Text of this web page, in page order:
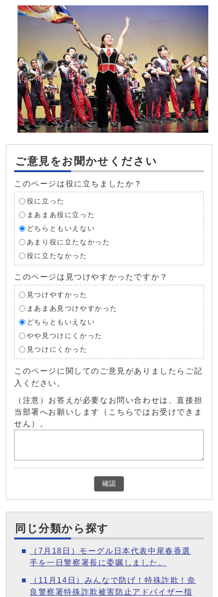
ご意見をお聞かせください
このページは役に立ちましたか？
役に立った
まあまあ役に立った
どちらともいえない
あまり役に立たなかった
役に立たなかった
このページは見つけやすかったですか？
見つけやすかった
まあまあ見つけやすかった
どちらともいえない
やや見つけにくかった
見つけにくかった
このページに関してのご意見がありましたらご記
入ください。
（注意）お答えが必要なお問い合わせは、直接担
当部署へお願いします（こちらではお受けできま
せん）。
確認
同じ分類から探す
（7月18日）モーグル日本代表中尾春香選
手を一日警察署長に委嘱しました。
（11月14日）みんなで防げ！特殊詐欺！奈
良警察署特殊詐欺被害防止アドバイザー指